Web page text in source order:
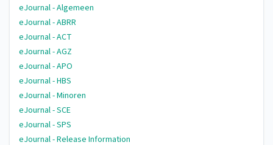
eJournal - Algemeen
eJournal - ABRR
eJournal - ACT
eJournal - AGZ
eJournal - APO
eJournal - HBS
eJournal - Minoren
eJournal - SCE
eJournal - SPS
eJournal - Release Information